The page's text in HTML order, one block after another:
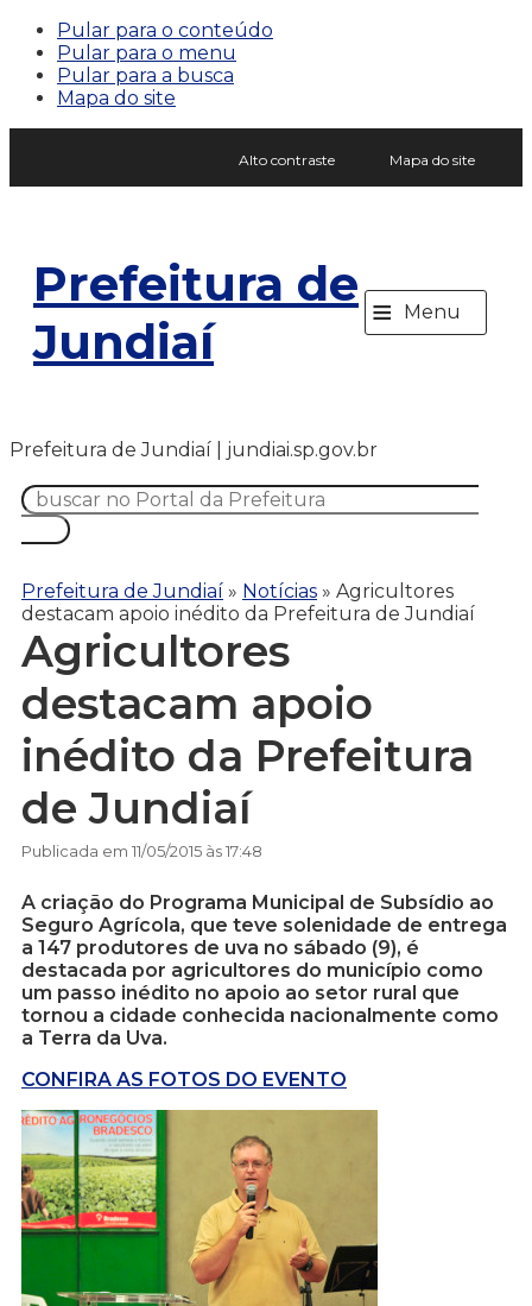
Pular para o conteúdo
Pular para o menu
Pular para a busca
Mapa do site
Alto contraste Mapa do site
Prefeitura de
Jundiaí
≡ Menu
Prefeitura de Jundiaí | jundiai.sp.gov.br
Prefeitura de Jundiaí » Notícias » Agricultores
destacam apoio inédito da Prefeitura de Jundiaí
Agricultores
destacam apoio
inédito da Prefeitura
de Jundiaí
Publicada em 11/05/2015 às 17:48
A criação do Programa Municipal de Subsídio ao
Seguro Agrícola, que teve solenidade de entrega
a 147 produtores de uva no sábado (9), é
destacada por agricultores do município como
um passo inédito no apoio ao setor rural que
tornou a cidade conhecida nacionalmente como
a Terra da Uva.
CONFIRA AS FOTOS DO EVENTO